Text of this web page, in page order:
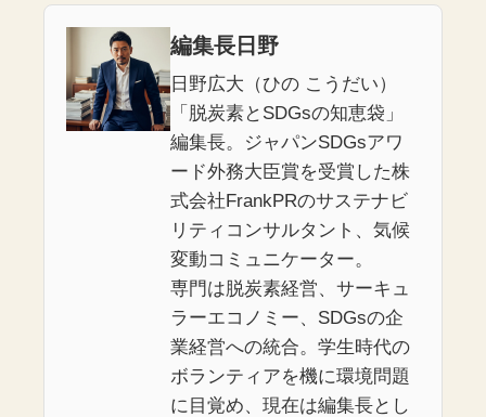
編集長日野
日野広大（ひの こうだい）
「脱炭素とSDGsの知恵袋」
編集長。ジャパンSDGsアワ
ード外務大臣賞を受賞した株
式会社FrankPRのサステナビ
リティコンサルタント、気候
変動コミュニケーター。
専門は脱炭素経営、サーキュ
ラーエコノミー、SDGsの企
業経営への統合。学生時代の
ボランティアを機に環境問題
に目覚め、現在は編集長とし